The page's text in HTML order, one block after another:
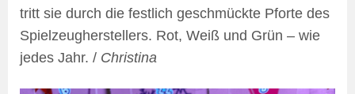
tritt sie durch die festlich geschmückte Pforte des
Spielzeugherstellers. Rot, Weiß und Grün – wie
jedes Jahr. / Christina